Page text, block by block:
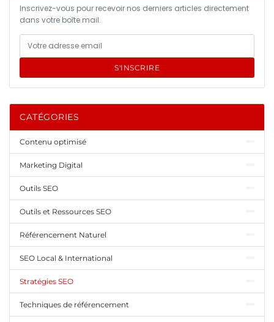
Inscrivez-vous pour recevoir nos derniers articles directement
dans votre boîte mail.
S'INSCRIRE
CATÉGORIES
Contenu optimisé
Marketing Digital
Outils SEO
Outils et Ressources SEO
Référencement Naturel
SEO Local & International
Stratégies SEO
Techniques de référencement